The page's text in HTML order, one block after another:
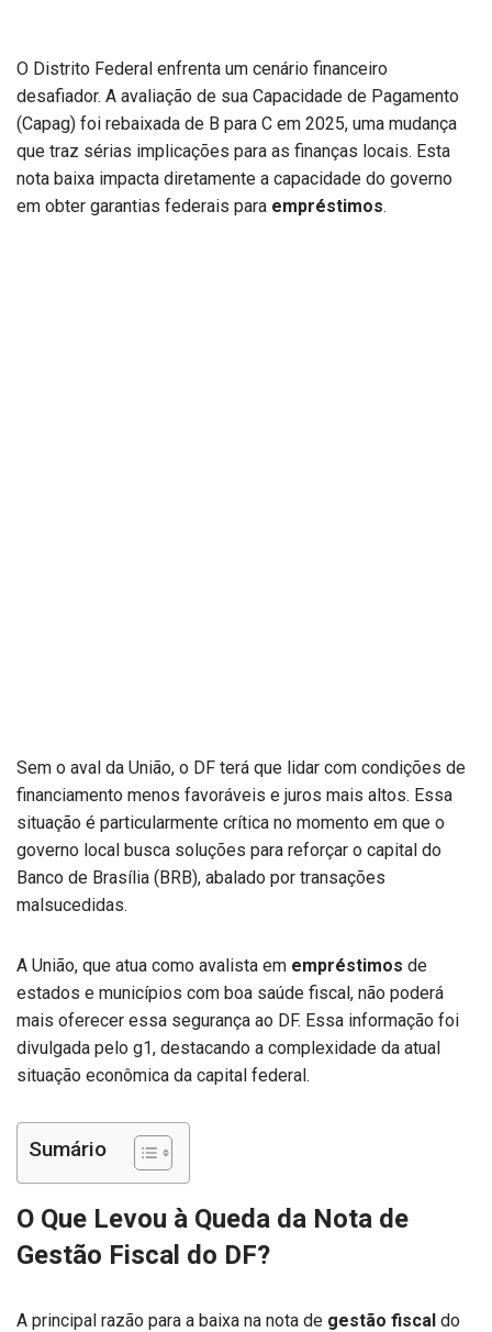
O Distrito Federal enfrenta um cenário financeiro
desafiador. A avaliação de sua Capacidade de Pagamento
(Capag) foi rebaixada de B para C em 2025, uma mudança
que traz sérias implicações para as finanças locais. Esta
nota baixa impacta diretamente a capacidade do governo
em obter garantias federais para empréstimos.
Sem o aval da União, o DF terá que lidar com condições de
financiamento menos favoráveis e juros mais altos. Essa
situação é particularmente crítica no momento em que o
governo local busca soluções para reforçar o capital do
Banco de Brasília (BRB), abalado por transações
malsucedidas.
A União, que atua como avalista em empréstimos de
estados e municípios com boa saúde fiscal, não poderá
mais oferecer essa segurança ao DF. Essa informação foi
divulgada pelo g1, destacando a complexidade da atual
situação econômica da capital federal.
Sumário
O Que Levou à Queda da Nota de
Gestão Fiscal do DF?
A principal razão para a baixa na nota de gestão fiscal do